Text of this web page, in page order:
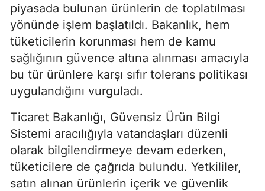
piyasada bulunan ürünlerin de toplatılması
yönünde işlem başlatıldı. Bakanlık, hem
tüketicilerin korunması hem de kamu
sağlığının güvence altına alınması amacıyla
bu tür ürünlere karşı sıfır tolerans politikası
uygulandığını vurguladı.
Ticaret Bakanlığı, Güvensiz Ürün Bilgi
Sistemi aracılığıyla vatandaşları düzenli
olarak bilgilendirmeye devam ederken,
tüketicilere de çağrıda bulundu. Yetkililer,
satın alınan ürünlerin içerik ve güvenlik